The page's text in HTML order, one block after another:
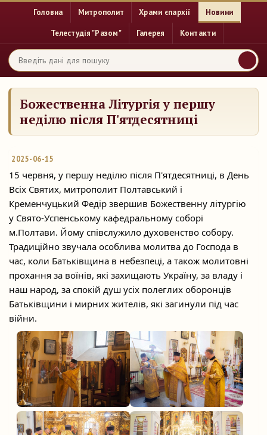
Головна Митрополит Храми єпархії Новини
Телестудія "Разом" Галерея Контакти
Божественна Літургія у першу
неділю після П'ятдесятниці
2025-06-15
15 червня, у першу неділю після П'ятдесятниці, в День
Всіх Святих, митрополит Полтавський і
Кременчуцький Федір звершив Божественну літургію
у Свято-Успенському кафедральному соборі
м.Полтави. Йому співслужило духовенство собору.
Традиційно звучала особлива молитва до Господа в
час, коли Батьківщина в небезпеці, а також молитовні
прохання за воїнів, які захищають Україну, за владу і
наш народ, за спокій душ усіх полеглих оборонців
Батьківщини і мирних жителів, які загинули під час
війни.